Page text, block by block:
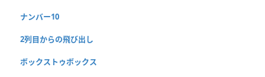
ナンバー10
2列目からの飛び出し
ボックストゥボックス